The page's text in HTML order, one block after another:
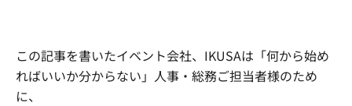
この記事を書いたイベント会社、IKUSAは 「何から始め
ればいいか分からない」人事・総務ご担当者様のため
に、